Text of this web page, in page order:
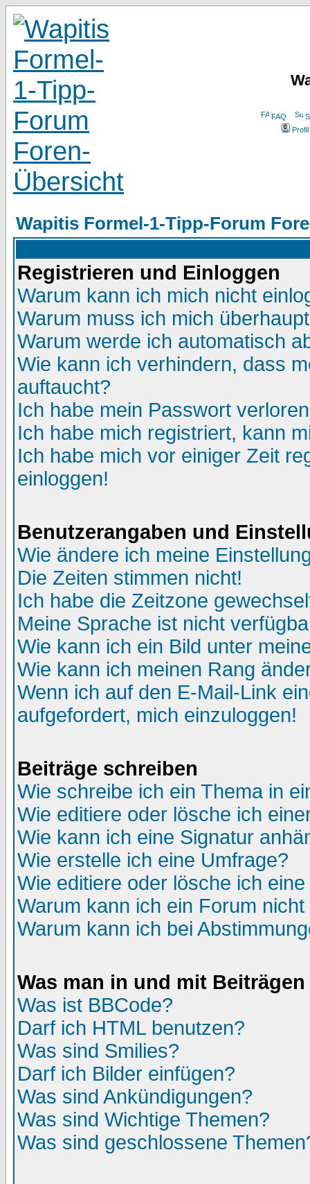
FAQ
Profil
Wapitis Formel-1-Tipp-Forum
Registrieren und Einloggen
Warum kann ich mich nicht
Warum muss ich mich
Warum werde ich automatisch
Wie kann ich verhindern, dass
auftaucht?
Ich habe mein Passwort
Ich habe mich registriert, kann
Ich habe mich vor einiger Zeit
einloggen!
Benutzerangaben und
Wie ändere ich meine
Die Zeiten stimmen nicht!
Ich habe die Zeitzone
Meine Sprache ist nicht
Wie kann ich ein Bild unter
Wie kann ich meinen Rang
Wenn ich auf den E-Mail-Link
aufgefordert, mich einzuloggen!
Beiträge schreiben
Wie schreibe ich ein Thema in
Wie editiere oder lösche ich
Wie kann ich eine Signatur
Wie erstelle ich eine Umfrage?
Wie editiere oder lösche ich
Warum kann ich ein Forum
Warum kann ich bei
Was man in und mit
Was ist BBCode?
Darf ich HTML benutzen?
Was sind Smilies?
Darf ich Bilder einfügen?
Was sind Ankündigungen?
Was sind Wichtige Themen?
Was sind geschlossene